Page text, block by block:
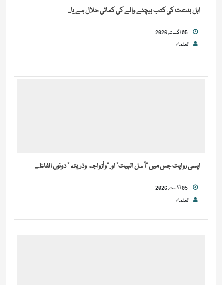
اہل بدعت کی کتب بیچنے والے کی کمائی حلال ہے یا...
العلماء
ایسی روایت جس میں “أهل البيت” اور “وأزواجه وذريته” دونوں الفاظ...
العلماء